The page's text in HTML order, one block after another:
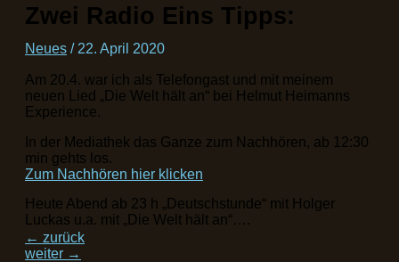
Zwei Radio Eins Tipps:
Neues / 22. April 2020
Am 20.4. war ich als Telefongast und mit meinem
neuen Lied „Die Welt hält an“ bei Helmut Heimanns
Experience.
In der Mediathek das Ganze zum Nachhören, ab 12:30
min gehts los.
Zum Nachhören hier klicken
Heute Abend ab 23 h „Deutschstunde“ mit Holger
Luckas u.a. mit „Die Welt hält an“….
← zurück
weiter →